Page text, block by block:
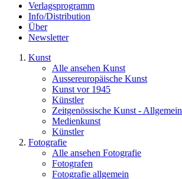
Verlagsprogramm
Info/Distribution
Über
Newsletter
Kunst
Alle ansehen Kunst
Aussereuropäische Kunst
Kunst vor 1945
Künstler
Zeitgenössische Kunst - Allgemein
Medienkunst
Künstler
Fotografie
Alle ansehen Fotografie
Fotografen
Fotografie allgemein